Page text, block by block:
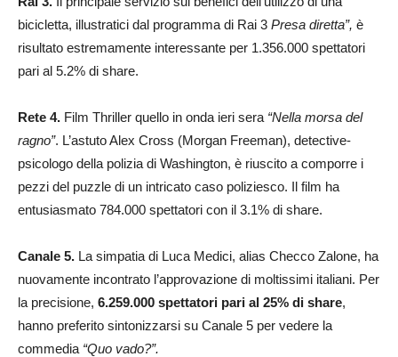
bicicletta, illustratici dal programma di Rai 3 Presa diretta”, è
risultato estremamente interessante per 1.356.000 spettatori
pari al 5.2% di share.
Rete 4. Film Thriller quello in onda ieri sera “Nella morsa del
ragno”. L’astuto Alex Cross (Morgan Freeman), detective-
psicologo della polizia di Washington, è riuscito a comporre i
pezzi del puzzle di un intricato caso poliziesco. Il film ha
entusiasmato 784.000 spettatori con il 3.1% di share.
Canale 5. La simpatia di Luca Medici, alias Checco Zalone, ha
nuovamente incontrato l’approvazione di moltissimi italiani. Per
la precisione, 6.259.000 spettatori pari al 25% di share,
hanno preferito sintonizzarsi su Canale 5 per vedere la
commedia “Quo vado?”.